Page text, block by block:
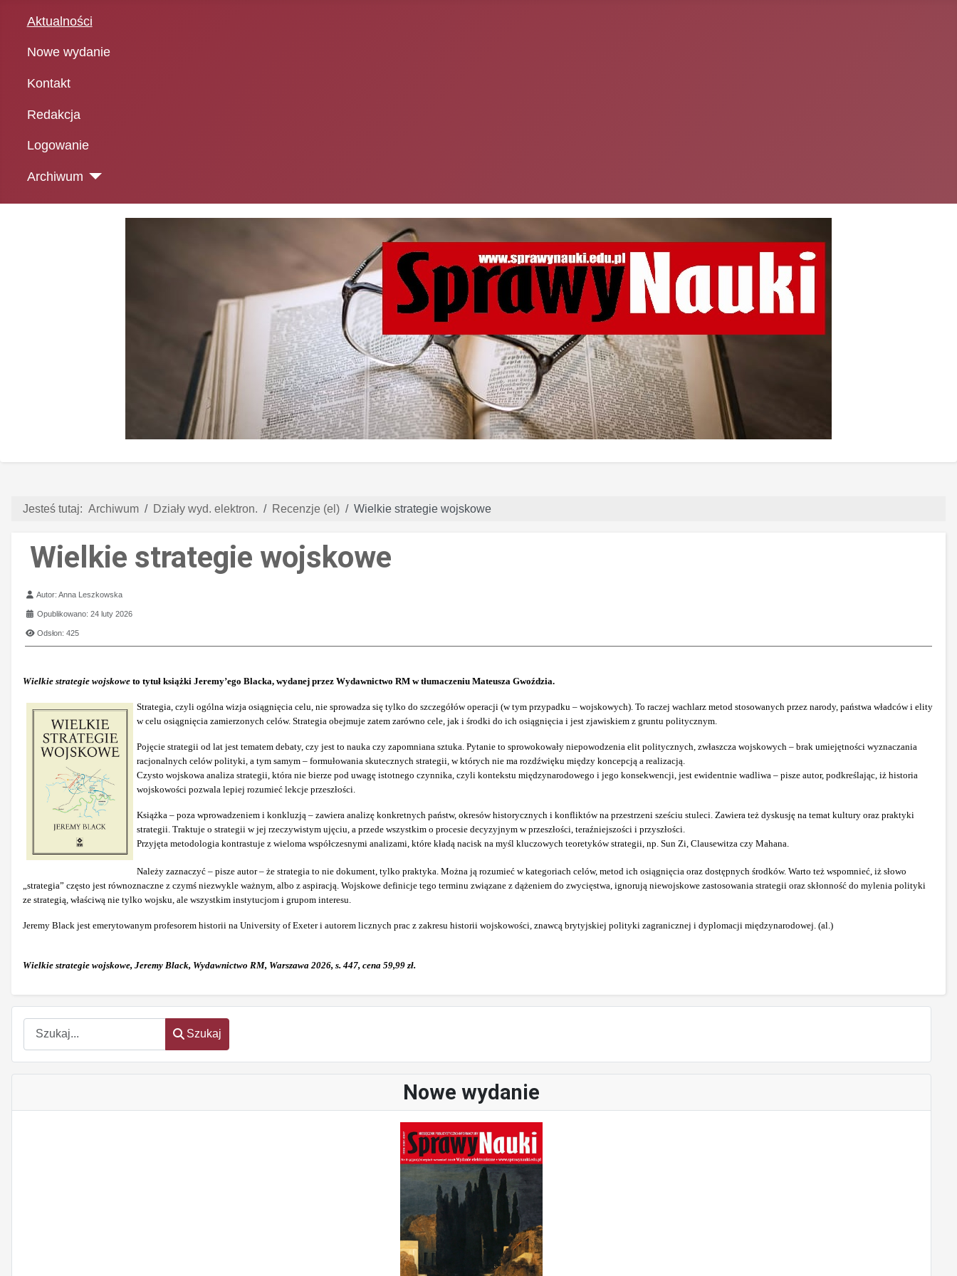
Aktualności
Nowe wydanie
Kontakt
Redakcja
Logowanie
Archiwum
Szukaj
Szukaj
Nowe wydanie
Jesteś tutaj: Archiwum Działy wyd. elektron. Recenzje (el) Wielkie strategie wojskowe
Wielkie strategie wojskowe
Szczegóły
Autor:Anna Leszkowska
Opublikowano: 24 luty 2026
Odsłon: 425
Wielkie strategie wojskowe to tytuł książki Jeremy’ego Blacka, wydanej przez Wydawnictwo RM w tłumaczeniu Mateusza Gwoździa.
Strategia, czyli ogólna wizja osiągnięcia celu, nie sprowadza się tylko do szczegółów operacji (w tym przypadku – wojskowych). To raczej wachlarz metod stosowanych przez narody, państwa władców i elity
w celu osiągnięcia zamierzonych celów. Strategia obejmuje zatem zarówno cele, jak i środki do ich osiągnięcia i jest zjawiskiem z gruntu politycznym.
Pojęcie strategii od lat jest tematem debaty, czy jest to nauka czy zapomniana sztuka. Pytanie to sprowokowały niepowodzenia elit politycznych, zwłaszcza wojskowych – brak umiejętności wyznaczania
racjonalnych celów polityki, a tym samym – formułowania skutecznych strategii, w których nie ma rozdźwięku między koncepcją a realizacją.
Czysto wojskowa analiza strategii, która nie bierze pod uwagę istotnego czynnika, czyli kontekstu międzynarodowego i jego konsekwencji, jest ewidentnie wadliwa – pisze autor, podkreślając, iż historia
wojskowości pozwala lepiej rozumieć lekcje przeszłości.
Książka – poza wprowadzeniem i konkluzją – zawiera analizę konkretnych państw, okresów historycznych i konfliktów na przestrzeni sześciu stuleci. Zawiera też dyskusję na temat kultury oraz praktyki
strategii. Traktuje o strategii w jej rzeczywistym ujęciu, a przede wszystkim o procesie decyzyjnym w przeszłości, teraźniejszości i przyszłości.
Przyjęta metodologia kontrastuje z wieloma współczesnymi analizami, które kładą nacisk na myśl kluczowych teoretyków strategii, np. Sun Zi, Clausewitza czy Mahana.
Należy zaznaczyć – pisze autor – że strategia to nie dokument, tylko praktyka. Można ją rozumieć w kategoriach celów, metod ich osiągnięcia oraz dostępnych środków. Warto też wspomnieć, iż słowo
„strategia” często jest równoznaczne z czymś niezwykle ważnym, albo z aspiracją. Wojskowe definicje tego terminu związane z dążeniem do zwycięstwa, ignorują niewojskowe zastosowania strategii oraz skłonność do mylenia polityki
ze strategią, właściwą nie tylko wojsku, ale wszystkim instytucjom i grupom interesu.
Jeremy Black jest emerytowanym profesorem historii na University of Exeter i autorem licznych prac z zakresu historii wojskowości, znawcą brytyjskiej polityki zagranicznej i dyplomacji międzynarodowej. (al.)
Wielkie strategie wojskowe, Jeremy Black, Wydawnictwo RM, Warszawa 2026, s. 447, cena 59,99 zł.